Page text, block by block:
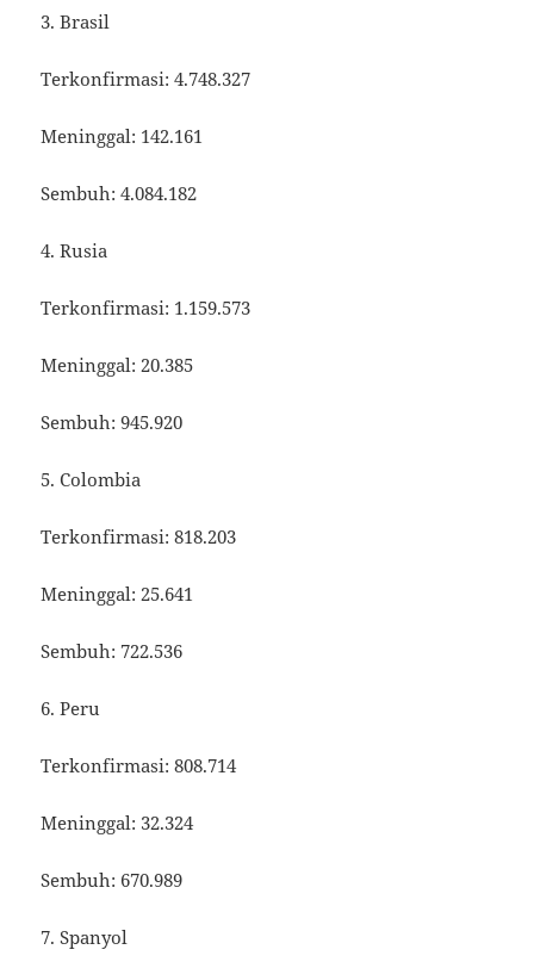
3. Brasil
Terkonfirmasi: 4.748.327
Meninggal: 142.161
Sembuh: 4.084.182
4. Rusia
Terkonfirmasi: 1.159.573
Meninggal: 20.385
Sembuh: 945.920
5. Colombia
Terkonfirmasi: 818.203
Meninggal: 25.641
Sembuh: 722.536
6. Peru
Terkonfirmasi: 808.714
Meninggal: 32.324
Sembuh: 670.989
7. Spanyol